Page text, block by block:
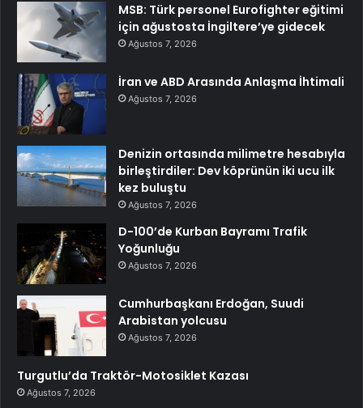
MSB: Türk personel Eurofighter eğitimi
için ağustosta İngiltere’ye gidecek
Ağustos 7, 2026
İran ve ABD Arasında Anlaşma İhtimali
Ağustos 7, 2026
Denizin ortasında milimetre hesabıyla
birleştirdiler: Dev köprünün iki ucu ilk
kez buluştu
Ağustos 7, 2026
D-100’de Kurban Bayramı Trafik
Yoğunluğu
Ağustos 7, 2026
Cumhurbaşkanı Erdoğan, Suudi
Arabistan yolcusu
Ağustos 7, 2026
Turgutlu’da Traktör-Motosiklet Kazası
Ağustos 7, 2026